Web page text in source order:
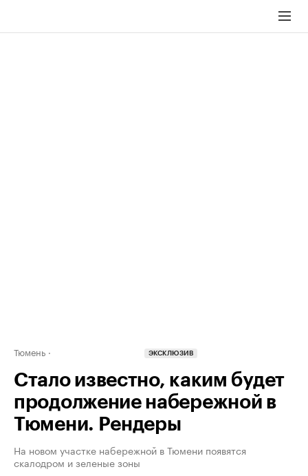
Тюмень ЭКСКЛЮЗИВ
Стало известно, каким будет
продолжение набережной в
Тюмени. Рендеры
На новом участке набережной в Тюмени появятся
скалодром и зеленые зоны